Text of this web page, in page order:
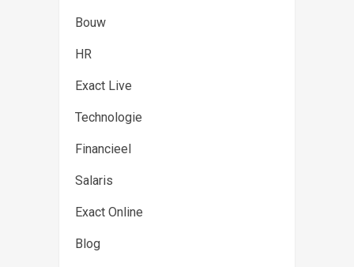
Bouw
HR
Exact Live
Technologie
Financieel
Salaris
Exact Online
Blog